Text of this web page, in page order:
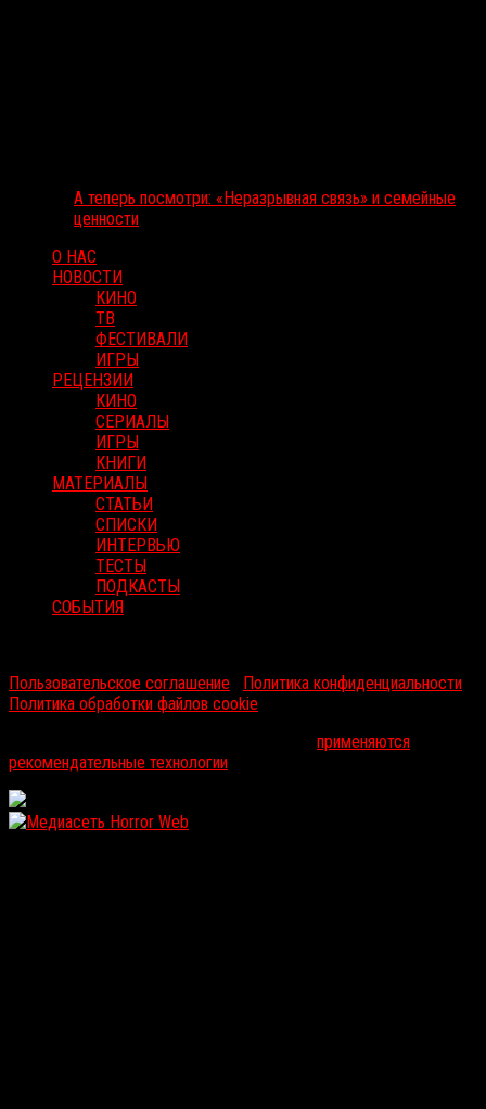
А теперь посмотри: «Неразрывная связь» и семейные
ценности
О НАС
НОВОСТИ
КИНО
ТВ
ФЕСТИВАЛИ
ИГРЫ
РЕЦЕНЗИИ
КИНО
СЕРИАЛЫ
ИГРЫ
КНИГИ
МАТЕРИАЛЫ
СТАТЬИ
СПИСКИ
ИНТЕРВЬЮ
ТЕСТЫ
ПОДКАСТЫ
СОБЫТИЯ
Пользовательское соглашение
Политика конфиденциальности
Политика обработки файлов cookie
применяются
рекомендательные технологии